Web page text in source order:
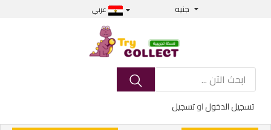
جنيه عربي
تسجيل الدخولاوتسجيل